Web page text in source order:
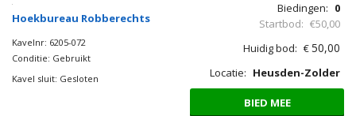
Hoekbureau Robberechts
Kavelnr: 6205-072
Conditie: Gebruikt
Kavel sluit: Gesloten
Biedingen: 0
Startbod: €50,00
Huidig bod: €50,00
Locatie: Heusden-Zolder
BIED MEE